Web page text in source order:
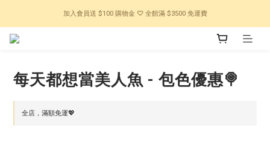
加入會員送 $100 購物金 ♡ 全館滿 $3500 免運費
每天都想當美人魚 - 包色優惠🍭
全店，滿額免運💖